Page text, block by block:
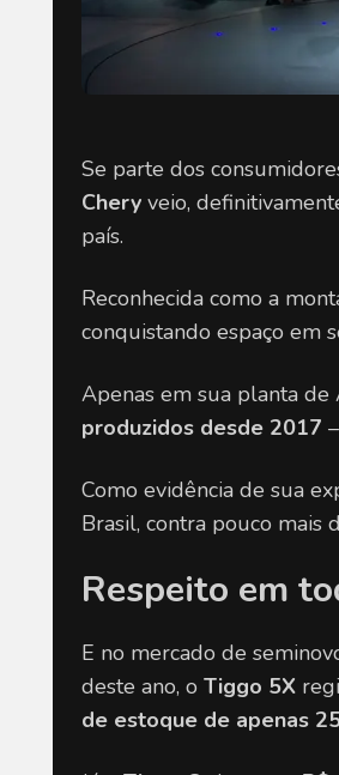
Se parte dos
Chery veio,
país.
Reconhecida como a
conquistando espaço em
Apenas em sua planta de
produzidos desde 2017
Como evidência de sua
Brasil, contra pouco mais
Respeito em
E no mercado de
deste ano, o Tiggo 5X
de estoque de apenas